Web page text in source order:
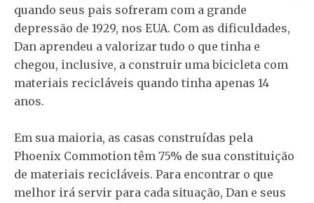
quando seus pais sofreram com a grande
depressão de 1929, nos EUA. Com as dificuldades,
Dan aprendeu a valorizar tudo o que tinha e
chegou, inclusive, a construir uma bicicleta com
materiais recicláveis quando tinha apenas 14
anos.
Em sua maioria, as casas construídas pela
Phoenix Commotion têm 75% de sua constituição
de materiais recicláveis. Para encontrar o que
melhor irá servir para cada situação, Dan e seus